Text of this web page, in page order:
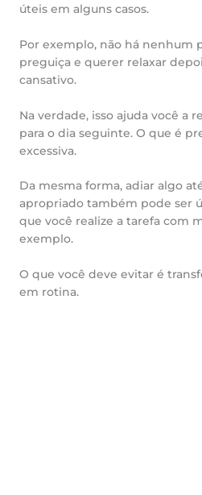
úteis em alguns casos.
Por exemplo, não há nenhum
preguiça e querer relaxar
cansativo.
Na verdade, isso ajuda você a
para o dia seguinte. O que é
excessiva.
Da mesma forma, adiar algo
apropriado também pode ser
que você realize a tarefa com
exemplo.
O que você deve evitar é
em rotina.